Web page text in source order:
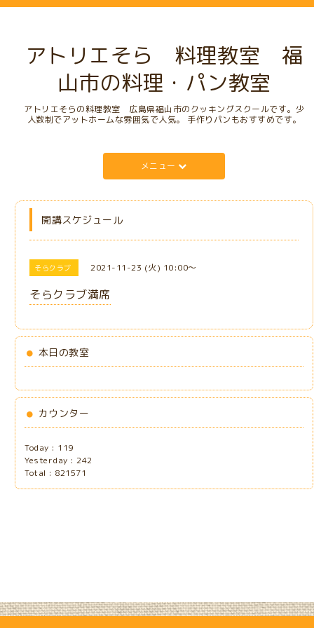
アトリエそら 料理教室 福
山市の料理・パン教室
アトリエそらの料理教室 広島県福山市のクッキングスクールです。少
人数制でアットホームな雰囲気で人気。 手作りパンもおすすめです。
メニュー
開講スケジュール
そらクラブ 2021-11-23 (火) 10:00～
そらクラブ満席
本日の教室
カウンター
Today : 119
Yesterday :242
Total : 821571